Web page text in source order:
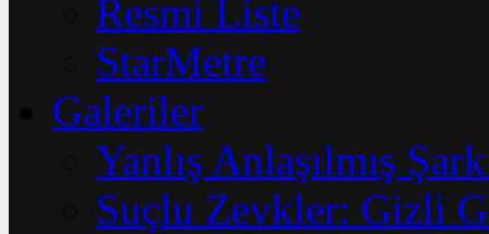
Resmi Liste
StarMetre
Galeriler
Yanlış Anlaşılmış
Suçlu Zevkler: Gizli